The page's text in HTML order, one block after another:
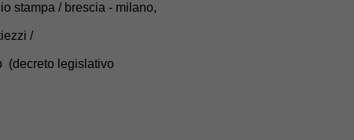
stampa / brescia - milano,
/
(decreto legislativo